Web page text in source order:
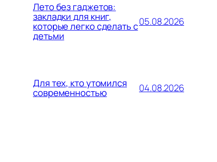
Лето без гаджетов:
закладки для книг,
которые легко сделать с
детьми
05.08.2026
Для тех, кто утомился
современностью 04.08.2026